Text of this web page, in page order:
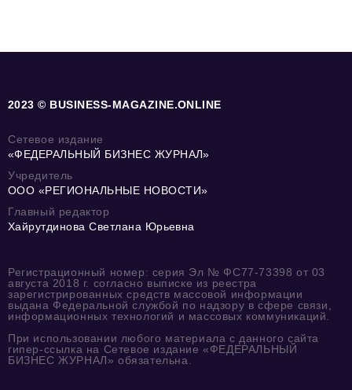
2023 © BUSINESS-MAGAZINE.ONLINE
Сетевое издание
«ФЕДЕРАЛЬНЫЙ БИЗНЕС ЖУРНАЛ»
Учредитель
ООО «РЕГИОНАЛЬНЫЕ НОВОСТИ»
Главный редактор
Хайрутдинова Светлана Юрьевна
Регистрационный номер: серия Эл № ФС77-73398 от 03
августа 2018 г. согласно выписке из реестра
зарегистрированных средств массовой информации
выдана Федеральной службой по надзору в сфере связи,
информационных технологий и массовых коммуникаций.
При использовании любого материала с данного сайта
гипер-ссылка на Сетевое издание «ФЕДЕРАЛЬНЫЙ
БИЗНЕС ЖУРНАЛ» обязательна.